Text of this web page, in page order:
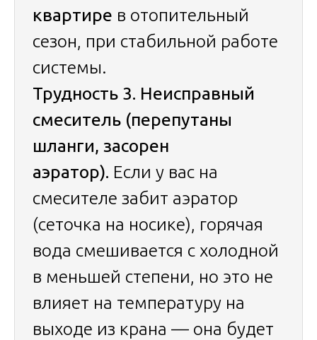
квартире в отопительный
сезон, при стабильной работе
системы.
Трудность 3. Неисправный
смеситель (перепутаны
шланги, засорен
аэратор). Если у вас на
смесителе забит аэратор
(сеточка на носике), горячая
вода смешивается с холодной
в меньшей степени, но это не
влияет на температуру на
выходе из крана — она будет